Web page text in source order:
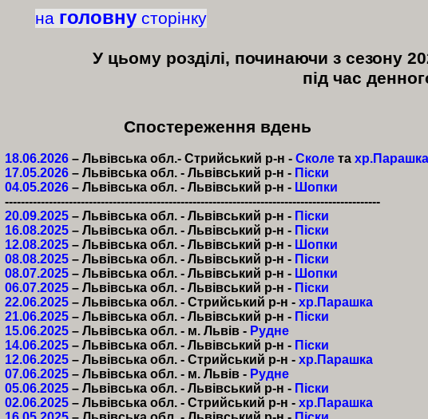
на головну сторінку
У цьому розділі, починаючи з сезону
під час
Спостереження вдень
18.06.2026– Львівська обл.- Стрийський р-н - Сколета хр.Парашка
17.05.2026– Львівська обл. - Львівський р-н - Піски
04.05.2026– Львівська обл. - Львівський р-н - Шопки
----------------------------------------------------------------------------------------------
20.09.2025– Львівська обл. - Львівський р-н - Піски
16.08.2025– Львівська обл. - Львівський р-н - Піски
12.08.2025– Львівська обл. - Львівський р-н - Шопки
08.08.2025– Львівська обл. - Львівський р-н - Піски
08.07.2025– Львівська обл. - Львівський р-н - Шопки
06.07.2025– Львівська обл. - Львівський р-н - Піски
22.06.2025– Львівська обл. - Стрийський р-н - хр.Парашка
21.06.2025– Львівська обл. - Львівський р-н - Піски
15.06.2025– Львівська обл. - м. Львів - Рудне
14.06.2025– Львівська обл. - Львівський р-н - Піски
12.06.2025– Львівська обл. - Стрийський р-н - хр.Парашка
07.06.2025– Львівська обл. - м. Львів - Рудне
05.06.2025– Львівська обл. - Львівський р-н - Піски
02.06.2025– Львівська обл. - Стрийський р-н - хр.Парашка